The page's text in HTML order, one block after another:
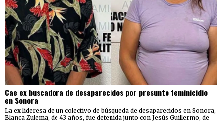
Cae ex buscadora de desaparecidos por presunto feminicidio
en Sonora
La ex lideresa de un colectivo de búsqueda de desaparecidos en Sonora,
Blanca Zulema, de 43 años, fue detenida junto con Jesús Guillermo, de